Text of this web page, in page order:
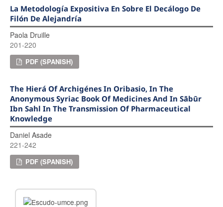
La Metodología Expositiva En Sobre El Decálogo De
Filón De Alejandría
Paola Druille
201-220
PDF (SPANISH)
The Hierá Of Archigénes In Oribasio, In The
Anonymous Syriac Book Of Medicines And In Sābūr
Ibn Sahl In The Transmission Of Pharmaceutical
Knowledge
Daniel Asade
221-242
PDF (SPANISH)